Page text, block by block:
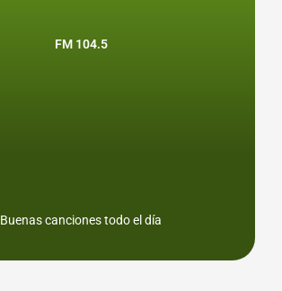
FM 104.5
Buenas canciones todo el día